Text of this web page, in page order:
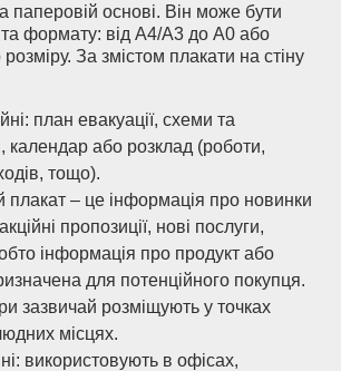
паперовій основі. Він може бути
та формату: від А4/А3 до А0 або
За змістом плакати на стіну
план евакуації, схеми та
календар або розклад (роботи,
тощо).
плакат – це інформація про новинки
пропозиції, нові послуги,
інформація про продукт або
для потенційного покупця.
зазвичай розміщують у точках
місцях.
використовують в офісах,